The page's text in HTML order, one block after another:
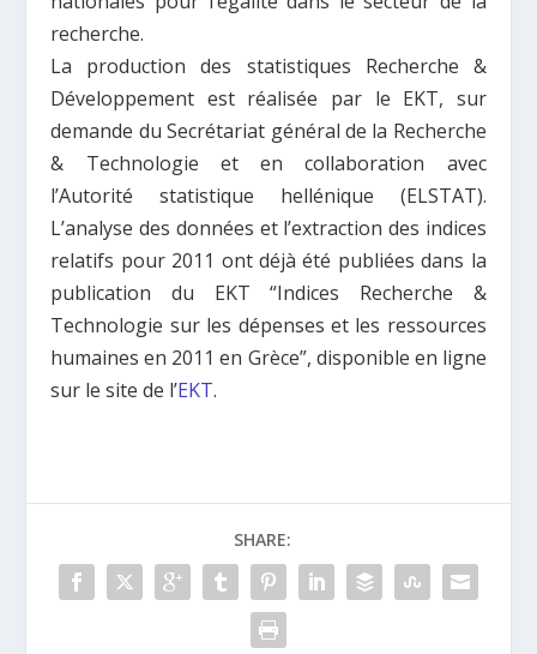
recherche.
La production des statistiques Recherche &
Développement est réalisée par le EKT, sur
demande du Secrétariat général de la Recherche
& Technologie et en collaboration avec
l’Autorité statistique hellénique (ELSTAT).
L’analyse des données et l’extraction des indices
relatifs pour 2011 ont déjà été publiées dans la
publication du EKT “Indices Recherche &
Technologie sur les dépenses et les ressources
humaines en 2011 en Grèce”, disponible en ligne
sur le site de l’EKT.
SHARE: